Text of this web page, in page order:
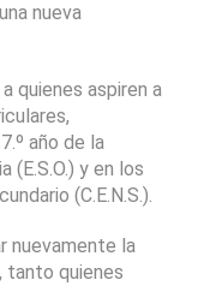
nueva
quienes aspiren a
año de la
(E.S.O.) y en los
(C.E.N.S.).
nuevamente la
tanto quienes